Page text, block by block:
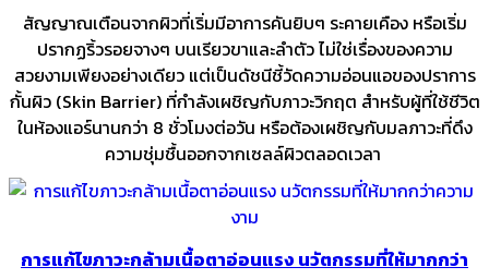
สัญญาณเตือนจากผิวที่เริ่มมีอาการคันยิบๆ ระคายเคือง หรือเริ่ม
ปรากฏริ้วรอยจางๆ บนเรียวขาและลำตัว ไม่ใช่เรื่องของความ
สวยงามเพียงอย่างเดียว แต่เป็นดัชนีชี้วัดความอ่อนแอของปราการ
กั้นผิว (Skin Barrier) ที่กำลังเผชิญกับภาวะวิกฤต สำหรับผู้ที่ใช้ชีวิต
ในห้องแอร์นานกว่า 8 ชั่วโมงต่อวัน หรือต้องเผชิญกับมลภาวะที่ดึง
ความชุ่มชื้นออกจากเซลล์ผิวตลอดเวลา
การแก้ไขภาวะกล้ามเนื้อตาอ่อนแรง นวัตกรรมที่ให้มากกว่า